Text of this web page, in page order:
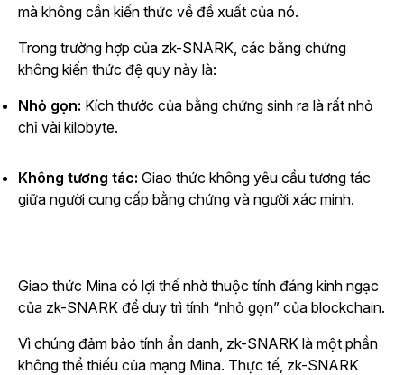
mà không cần kiến thức về đề xuất của nó.
Trong trường hợp của zk-SNARK, các bằng chứng
không kiến thức đệ quy này là:
Nhỏ gọn: Kích thước của bằng chứng sinh ra là rất nhỏ
chỉ vài kilobyte.
Không tương tác: Giao thức không yêu cầu tương tác
giữa người cung cấp bằng chứng và người xác minh.
Giao thức Mina có lợi thế nhờ thuộc tính đáng kinh ngạc
của zk-SNARK để duy trì tính “nhỏ gọn” của blockchain.
Vì chúng đảm bảo tính ẩn danh, zk-SNARK là một phần
không thể thiếu của mạng Mina. Thực tế, zk-SNARK